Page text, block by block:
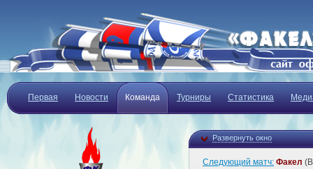
Первая Новости Команда Турниры Статистика
Развернуть окно
Следующий матч: Факел